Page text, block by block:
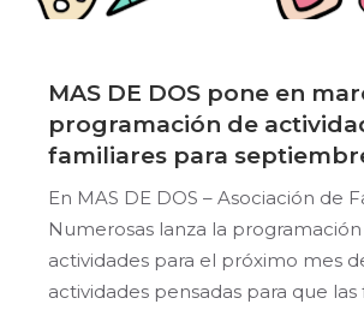
MAS DE DOS pone en
programación de
familiares para
En MAS DE DOS – Asociación de
Numerosas lanza la
actividades para el próximo mes
actividades pensadas para que las